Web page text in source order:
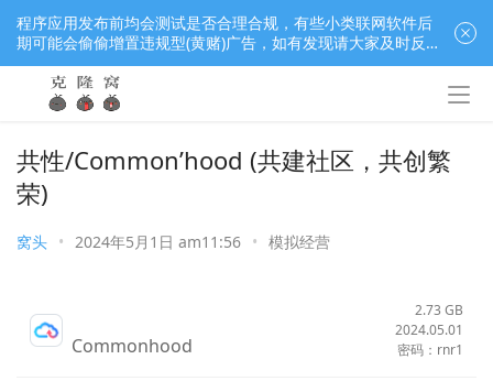
共性/Common’hood (共建社区，共创繁
荣)
窝头 • 2024年5月1日 am11:56 • 模拟经营
Commonhood
2.73 GB
2024.05.01
密码：rnr1
程序应用发布前均会测试是否合理合规，有些小类联网软件后
期可能会偷偷增置违规型(黄赌)广告，如有发现请大家及时反
馈窝长进行处理，共同监督维护良好的程序应用下载社区！